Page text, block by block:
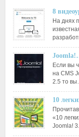
8
На днях
Если вы
на CMS
2.5 то
10
«10
Joomla!